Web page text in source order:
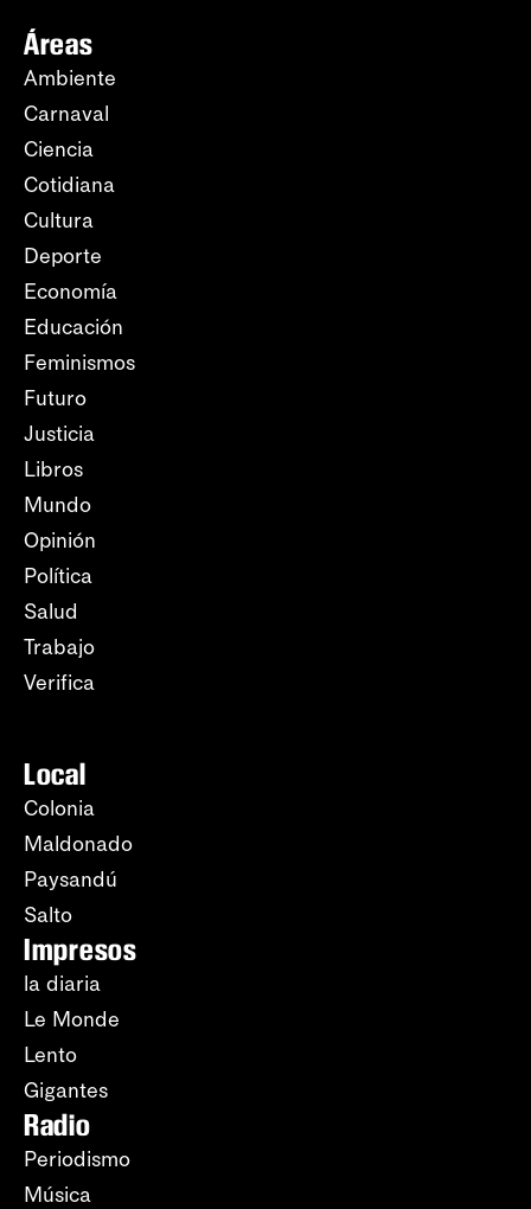
Áreas
Ambiente
Carnaval
Ciencia
Cotidiana
Cultura
Deporte
Economía
Educación
Feminismos
Futuro
Justicia
Libros
Mundo
Opinión
Política
Salud
Trabajo
Verifica
Local
Colonia
Maldonado
Paysandú
Salto
Impresos
la diaria
Le Monde
Lento
Gigantes
Radio
Periodismo
Música